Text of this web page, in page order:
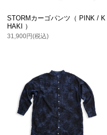
STORMカーゴパンツ（ PINK / K
HAKI ）
31,900円(税込)